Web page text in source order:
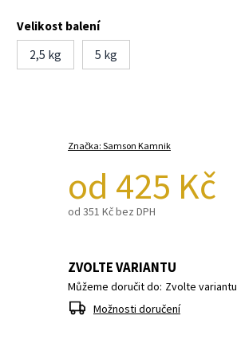
Velikost balení
2,5 kg
5 kg
Značka: Samson Kamnik
od 425 Kč
od 351 Kčbez DPH
ZVOLTE VARIANTU
Můžeme doručit do: Zvolte variantu
Možnosti doručení